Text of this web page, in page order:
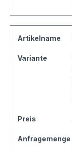
Artikelname
Variante
Preis
Anfragemenge